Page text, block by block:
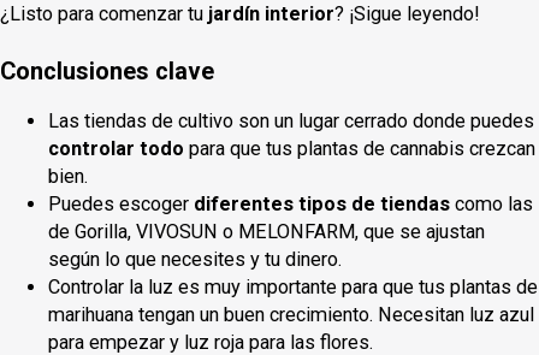
¿Listo para comenzar tu jardín interior? ¡Sigue leyendo!
Conclusiones clave
Las tiendas de cultivo son un lugar cerrado donde puedes
controlar todo para que tus plantas de cannabis crezcan
bien.
Puedes escoger diferentes tipos de tiendas como las
de Gorilla, VIVOSUN o MELONFARM, que se ajustan
según lo que necesites y tu dinero.
Controlar la luz es muy importante para que tus plantas de
marihuana tengan un buen crecimiento. Necesitan luz azul
para empezar y luz roja para las flores.